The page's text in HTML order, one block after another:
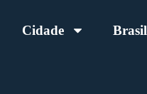
Cidade Brasil